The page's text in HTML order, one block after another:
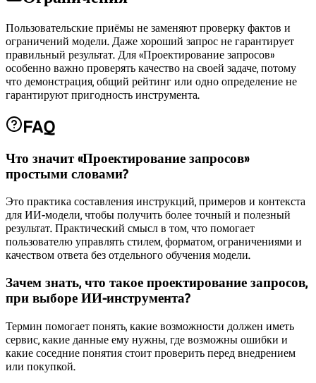
Пользовательские приёмы не заменяют проверку фактов и
ограничений модели. Даже хороший запрос не гарантирует
правильный результат. Для «Проектирование запросов»
особенно важно проверять качество на своей задаче, потому
что демонстрация, общий рейтинг или одно определение не
гарантируют пригодность инструмента.
FAQ
Что значит «Проектирование запросов»
простыми словами?
Это практика составления инструкций, примеров и контекста
для ИИ-модели, чтобы получить более точный и полезный
результат. Практический смысл в том, что помогает
пользователю управлять стилем, форматом, ограничениями и
качеством ответа без отдельного обучения модели.
Зачем знать, что такое проектирование запросов,
при выборе ИИ-инструмента?
Термин помогает понять, какие возможности должен иметь
сервис, какие данные ему нужны, где возможны ошибки и
какие соседние понятия стоит проверить перед внедрением
или покупкой.